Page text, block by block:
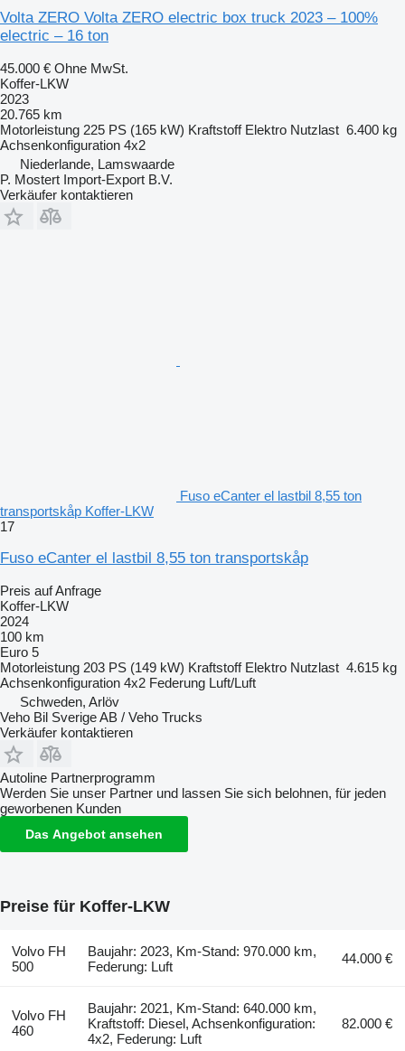
Volta ZERO Volta ZERO electric box truck 2023 – 100%
electric – 16 ton
45.000 € Ohne MwSt.
Koffer-LKW
2023
20.765 km
Motorleistung 225 PS (165 kW) Kraftstoff Elektro Nutzlast 6.400 kg
Achsenkonfiguration 4x2
Niederlande, Lamswaarde
P. Mostert Import-Export B.V.
Verkäufer kontaktieren
Fuso eCanter el lastbil 8,55 ton
transportskåp Koffer-LKW
17
Fuso eCanter el lastbil 8,55 ton transportskåp
Preis auf Anfrage
Koffer-LKW
2024
100 km
Euro 5
Motorleistung 203 PS (149 kW) Kraftstoff Elektro Nutzlast 4.615 kg
Achsenkonfiguration 4x2 Federung Luft/Luft
Schweden, Arlöv
Veho Bil Sverige AB / Veho Trucks
Verkäufer kontaktieren
Autoline Partnerprogramm
Werden Sie unser Partner und lassen Sie sich belohnen, für jeden
geworbenen Kunden
Das Angebot ansehen
Preise für Koffer-LKW
Volvo FH
500
Baujahr: 2023, Km-Stand: 970.000 km,
Federung: Luft
44.000 €
Volvo FH
460
Baujahr: 2021, Km-Stand: 640.000 km,
Kraftstoff: Diesel, Achsenkonfiguration:
4x2, Federung: Luft
82.000 €